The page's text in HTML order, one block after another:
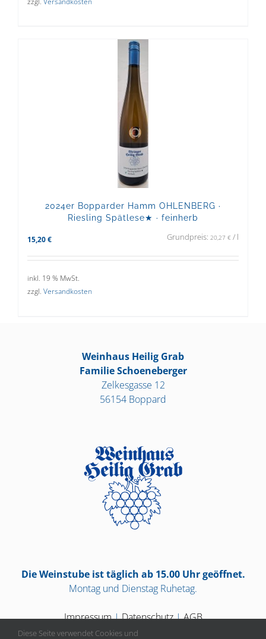
2024er Bopparder Hamm OHLENBERG ·
Riesling Spätlese★ · feinherb
15,20 € Grundpreis: 20,27 € / l
inkl. 19 % MwSt.
zzgl. Versandkosten
Weinhaus Heilig Grab
Familie Schoeneberger
Zelkesgasse 12
56154 Boppard
Die Weinstube ist täglich ab 15.00 Uhr geöffnet.
Montag und Dienstag Ruhetag.
Impressum|Datenschutz|AGB
Diese Seite verwendet Cookies und